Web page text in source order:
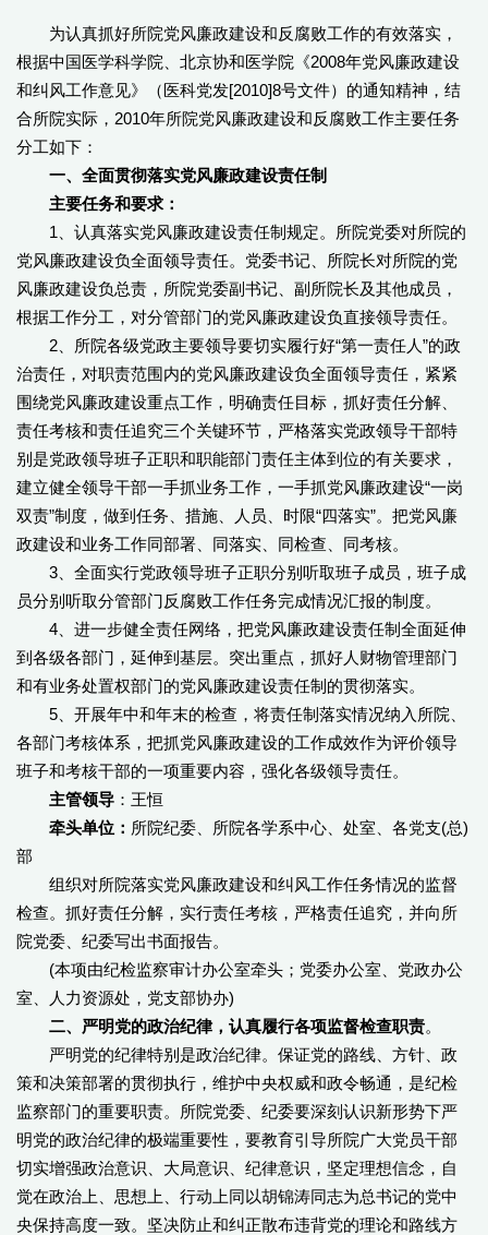
为认真抓好所院党风廉政建设和反腐败工作的有效落实，
根据中国医学科学院、北京协和医学院《2008年党风廉政建设
和纠风工作意见》（医科党发[2010]8号文件）的通知精神，结
合所院实际，2010年所院党风廉政建设和反腐败工作主要任务
分工如下：
一、全面贯彻落实党风廉政建设责任制
主要任务和要求：
1、认真落实党风廉政建设责任制规定。所院党委对所院的
党风廉政建设负全面领导责任。党委书记、所院长对所院的党
风廉政建设负总责，所院党委副书记、副所院长及其他成员，
根据工作分工，对分管部门的党风廉政建设负直接领导责任。
2、所院各级党政主要领导要切实履行好“第一责任人”的政
治责任，对职责范围内的党风廉政建设负全面领导责任，紧紧
围绕党风廉政建设重点工作，明确责任目标，抓好责任分解、
责任考核和责任追究三个关键环节，严格落实党政领导干部特
别是党政领导班子正职和职能部门责任主体到位的有关要求，
建立健全领导干部一手抓业务工作，一手抓党风廉政建设“一岗
双责”制度，做到任务、措施、人员、时限“四落实”。把党风廉
政建设和业务工作同部署、同落实、同检查、同考核。
3、全面实行党政领导班子正职分别听取班子成员，班子成
员分别听取分管部门反腐败工作任务完成情况汇报的制度。
4、进一步健全责任网络，把党风廉政建设责任制全面延伸
到各级各部门，延伸到基层。突出重点，抓好人财物管理部门
和有业务处置权部门的党风廉政建设责任制的贯彻落实。
5、开展年中和年末的检查，将责任制落实情况纳入所院、
各部门考核体系，把抓党风廉政建设的工作成效作为评价领导
班子和考核干部的一项重要内容，强化各级领导责任。
主管领导 ：王恒
牵头单位： 所院纪委、所院各学系中心、处室、各党支(总)
部
组织对所院落实党风廉政建设和纠风工作任务情况的监督
检查。抓好责任分解，实行责任考核，严格责任追究，并向所
院党委、纪委写出书面报告。
(本项由纪检监察审计办公室牵头；党委办公室、党政办公
室、人力资源处，党支部协办)
二、严明党的政治纪律，认真履行各项监督检查职责。
严明党的纪律特别是政治纪律。保证党的路线、方针、政
策和决策部署的贯彻执行，维护中央权威和政令畅通，是纪检
监察部门的重要职责。所院党委、纪委要深刻认识新形势下严
明党的政治纪律的极端重要性，要教育引导所院广大党员干部
切实增强政治意识、大局意识、纪律意识，坚定理想信念，自
觉在政治上、思想上、行动上同以胡锦涛同志为总书记的党中
央保持高度一致。坚决防止和纠正散布违背党的理论和路线方